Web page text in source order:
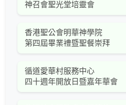
神召會聖光堂培靈會
香港聖公會明華神學院
第四屆畢業禮暨聖餐崇拜
循道愛華村服務中心
四十週年開放日暨嘉年華會